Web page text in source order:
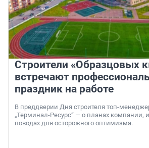
Строители «Образцовых
встречают
праздник на работе
В преддверии Дня строителя топ-
„Терминал-Ресурс“ — о планах компании,
поводах для осторожного оптимизма.